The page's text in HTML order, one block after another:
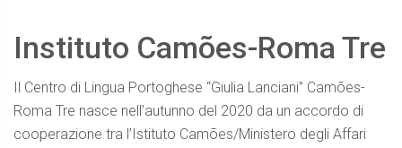
Instituto Camões-Roma Tre
Il Centro di Lingua Portoghese “Giulia Lanciani” Camões-
Roma Tre nasce nell’autunno del 2020 da un accordo di
cooperazione tra l’Istituto Camões/Ministero degli Affari